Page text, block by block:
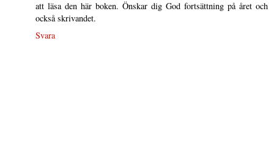
att läsa den här boken. Önskar dig God fortsättning på året och
också skrivandet.
Svara